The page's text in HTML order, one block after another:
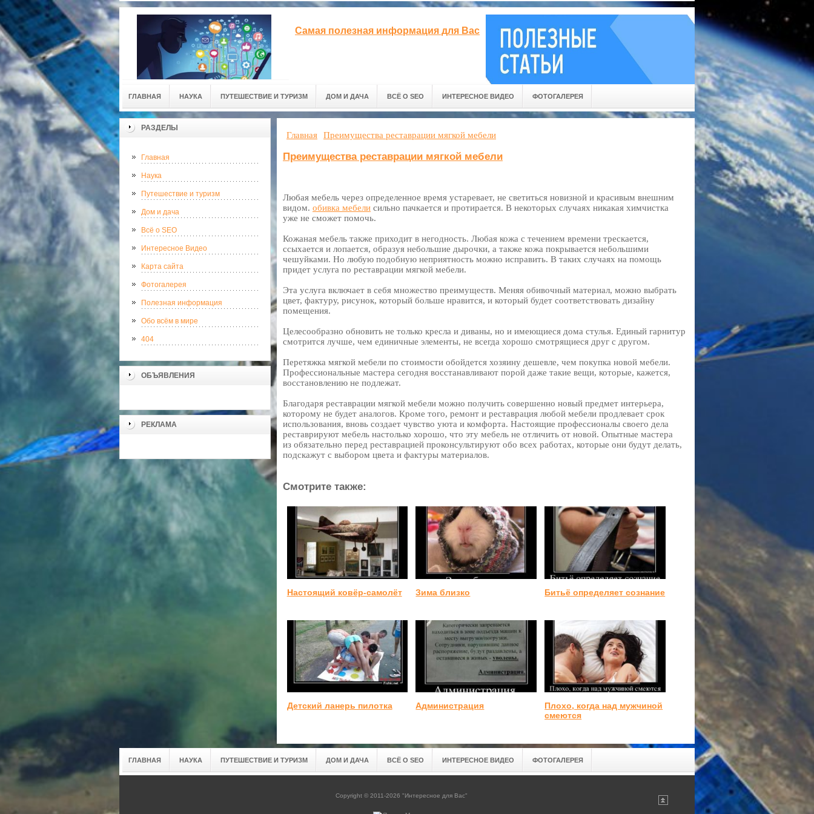
Самая полезная информация для Вас
ГЛАВНАЯ НАУКА ПУТЕШЕСТВИЕ И ТУРИЗМ ДОМ И ДАЧА ВСЁ О SEO ИНТЕРЕСНОЕ ВИДЕО ФОТОГАЛЕРЕЯ
РАЗДЕЛЫ
Главная
Наука
Путешествие и туризм
Дом и дача
Всё о SEO
Интересное Видео
Карта сайта
Фотогалерея
Полезная информация
Обо всём в мире
404
ОБЪЯВЛЕНИЯ
РЕКЛАМА
Главная Преимущества реставрации мягкой мебели
Преимущества реставрации мягкой мебели
Любая мебель через определенное время устаревает, не светиться новизной и красивым внешним
видом. обивка мебели сильно пачкается и протирается. В некоторых случаях никакая химчистка
уже не сможет помочь.
Кожаная мебель также приходит в негодность. Любая кожа с течением времени трескается,
ссыхается и лопается, образуя небольшие дырочки, а также кожа покрывается небольшими
чешуйками. Но любую подобную неприятность можно исправить. В таких случаях на помощь
придет услуга по реставрации мягкой мебели.
Эта услуга включает в себя множество преимуществ. Меняя обивочный материал, можно выбрать
цвет, фактуру, рисунок, который больше нравится, и который будет соответствовать дизайну
помещения.
Целесообразно обновить не только кресла и диваны, но и имеющиеся дома стулья. Единый гарнитур
смотрится лучше, чем единичные элементы, не всегда хорошо смотрящиеся друг с другом.
Перетяжка мягкой мебели по стоимости обойдется хозяину дешевле, чем покупка новой мебели.
Профессиональные мастера сегодня восстанавливают порой даже такие вещи, которые, кажется,
восстановлению не подлежат.
Благодаря реставрации мягкой мебели можно получить совершенно новый предмет интерьера,
которому не будет аналогов. Кроме того, ремонт и реставрация любой мебели продлевает срок
использования, вновь создает чувство уюта и комфорта. Настоящие профессионалы своего дела
реставрируют мебель настолько хорошо, что эту мебель не отличить от новой. Опытные мастера
из обязательно перед реставрацией проконсультируют обо всех работах, которые они будут делать,
подскажут с выбором цвета и фактуры материалов.
Смотрите также:
Настоящий ковёр-самолёт Зима близко Битьё определяет сознание
Детский ланерь пилотка Администрация
Плохо, когда над мужчиной
смеются
ГЛАВНАЯ НАУКА ПУТЕШЕСТВИЕ И ТУРИЗМ ДОМ И ДАЧА ВСЁ О SEO ИНТЕРЕСНОЕ ВИДЕО ФОТОГАЛЕРЕЯ
Copyright © 2011-2026 "Интересное для Вас"